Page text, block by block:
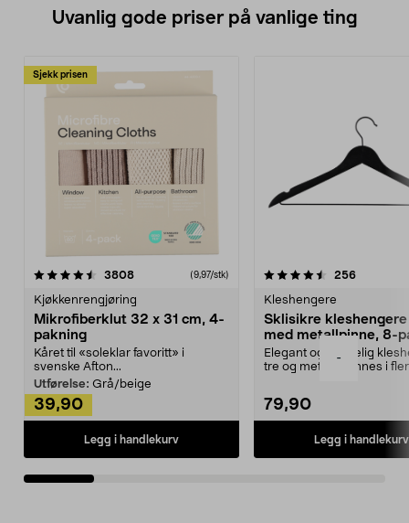
-
Uvanlig gode priser på vanlige ting
Sjekk prisen
3808anmeldelser(9,97/stk)
Kjøkkenrengjøring
Mikrofiberklut 32 x 31 cm, 4-
pakning
Kåret til «soleklar favoritt» i
svenske Afton...
Utførelse: Grå/beige
39,90
Legg i handlekurv
4.5av 5 stjerner 256
Kleshengere
Sklisikre
med metallpinne, 8-
Elegant og skikkelig
tre og metall – finnes i
79,90
Legg i handlekurv
4.5av 5 stjerner